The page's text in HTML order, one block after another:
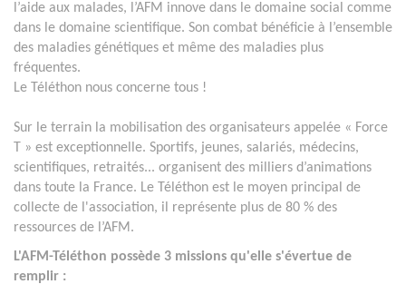
l’aide aux malades, l’AFM innove dans le domaine social comme
dans le domaine scientifique. Son combat bénéficie à l’ensemble
des maladies génétiques et même des maladies plus
fréquentes.
Le Téléthon nous concerne tous !
Sur le terrain la mobilisation des organisateurs appelée « Force
T » est exceptionnelle. Sportifs, jeunes, salariés, médecins,
scientifiques, retraités... organisent des milliers d’animations
dans toute la France. Le Téléthon est le moyen principal de
collecte de l'association, il représente plus de 80 % des
ressources de l’AFM.
L'AFM-Téléthon possède 3 missions qu'elle s'évertue de
remplir :